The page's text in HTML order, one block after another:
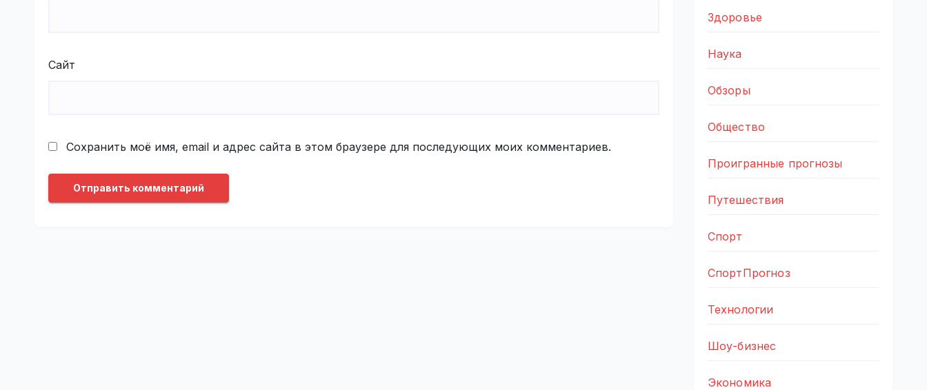
Сайт
Сохранить моё имя, email и адрес сайта в этом браузере для последующих моих комментариев.
Здоровье
Наука
Обзоры
Общество
Проигранные прогнозы
Путешествия
Спорт
СпортПрогноз
Технологии
Шоу-бизнес
Экономика